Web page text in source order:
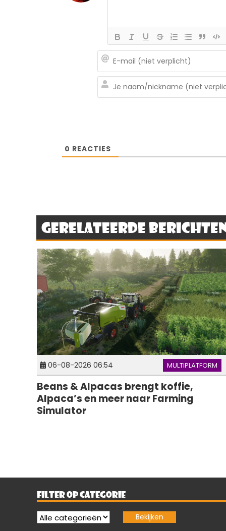
0 REACTIES
Gerelateerde
06-08-2026 06:54 MULTIPLATFORM
Beans & Alpacas brengt koffie,
Alpaca’s en meer naar Farming
Simulator
FILTER OP CATEGORIE